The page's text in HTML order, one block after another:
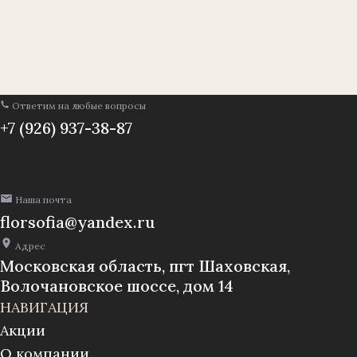
Ответим на любые вопросы
+7 (926) 937-38-87
Наша почта
florsofia@yandex.ru
Адрес
Московская область, пгт Шаховская,
Волочановское шоссе, дом 14
НАВИГАЦИЯ
Акции